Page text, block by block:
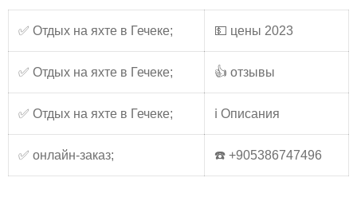
✅ Отдых на яхте в Гечеке; 💵 цены 2023
✅ Отдых на яхте в Гечеке; 👍 отзывы
✅ Отдых на яхте в Гечеке; ℹ️ Описания
✅ онлайн-заказ; ☎️ +905386747496